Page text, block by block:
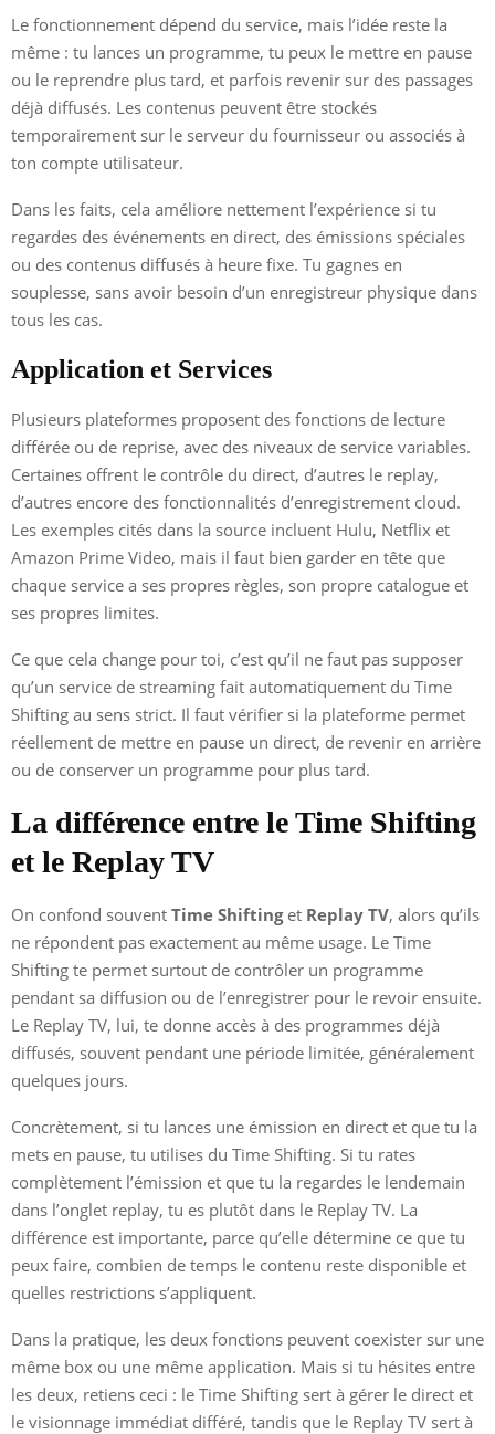
Le fonctionnement dépend du service, mais l’idée reste la
même : tu lances un programme, tu peux le mettre en pause
ou le reprendre plus tard, et parfois revenir sur des passages
déjà diffusés. Les contenus peuvent être stockés
temporairement sur le serveur du fournisseur ou associés à
ton compte utilisateur.
Dans les faits, cela améliore nettement l’expérience si tu
regardes des événements en direct, des émissions spéciales
ou des contenus diffusés à heure fixe. Tu gagnes en
souplesse, sans avoir besoin d’un enregistreur physique dans
tous les cas.
Application et Services
Plusieurs plateformes proposent des fonctions de lecture
différée ou de reprise, avec des niveaux de service variables.
Certaines offrent le contrôle du direct, d’autres le replay,
d’autres encore des fonctionnalités d’enregistrement cloud.
Les exemples cités dans la source incluent Hulu, Netflix et
Amazon Prime Video, mais il faut bien garder en tête que
chaque service a ses propres règles, son propre catalogue et
ses propres limites.
Ce que cela change pour toi, c’est qu’il ne faut pas supposer
qu’un service de streaming fait automatiquement du Time
Shifting au sens strict. Il faut vérifier si la plateforme permet
réellement de mettre en pause un direct, de revenir en arrière
ou de conserver un programme pour plus tard.
La différence entre le Time Shifting
et le Replay TV
On confond souvent Time Shiftinget Replay TV, alors qu’ils
ne répondent pas exactement au même usage. Le Time
Shifting te permet surtout de contrôler un programme
pendant sa diffusion ou de l’enregistrer pour le revoir ensuite.
Le Replay TV, lui, te donne accès à des programmes déjà
diffusés, souvent pendant une période limitée, généralement
quelques jours.
Concrètement, si tu lances une émission en direct et que tu la
mets en pause, tu utilises du Time Shifting. Si tu rates
complètement l’émission et que tu la regardes le lendemain
dans l’onglet replay, tu es plutôt dans le Replay TV. La
différence est importante, parce qu’elle détermine ce que tu
peux faire, combien de temps le contenu reste disponible et
quelles restrictions s’appliquent.
Dans la pratique, les deux fonctions peuvent coexister sur une
même box ou une même application. Mais si tu hésites entre
les deux, retiens ceci : le Time Shifting sert à gérer le direct et
le visionnage immédiat différé, tandis que le Replay TV sert à